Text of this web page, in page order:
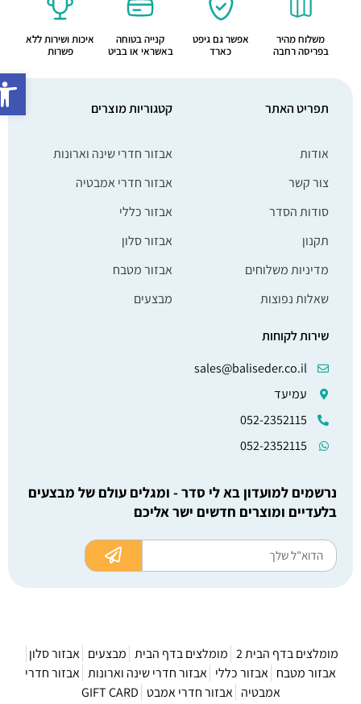
פתח
משלוח מהיר
בפריסה רחבה
אפשר גם גיפט
כארד
קנייה בטוחה
באשראי או בביט
איכות ושירות ללא
פשרות
תפריט האתר
אודות
צור קשר
סודות הסדר
תקנון
מדיניות משלוחים
שאלות נפוצות
קטגוריות מוצרים
אבזור חדרי שינה וארונות
אבזור חדרי אמבטיה
אבזור כללי
אבזור סלון
אבזור מטבח
מבצעים
שירות לקוחות
sales@baliseder.co.il
עמיעד
052-2352115
052-2352115
נרשמים למועדון בא לי סדר - ומגלים עולם של מבצעים
בלעדיים ומוצרים חדשים ישר אליכם
מומלצים בדף הבית 2 מומלצים בדף הבית מבצעים
אבזור סלון
אבזור מטבח
אבזור כללי אבזור חדרי שינה וארונות
אבזור חדרי
אמבטיה
אבזור חדרי אמבט GIFT CARD